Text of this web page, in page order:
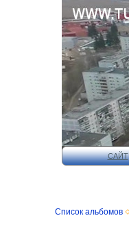
САЙТ
Список альбомов